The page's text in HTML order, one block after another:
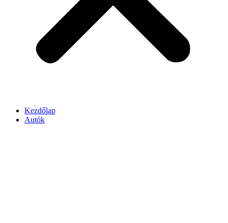
Kezdőlap
Autók